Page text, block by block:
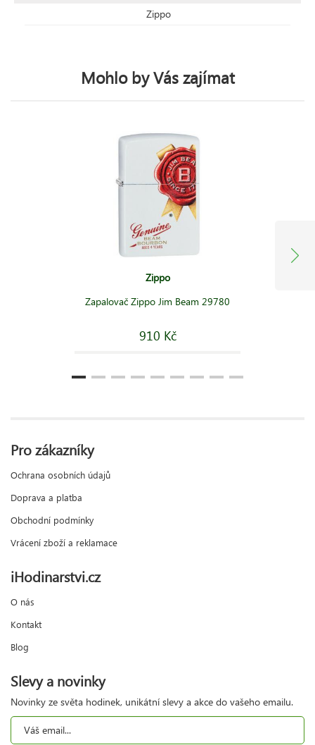
Zippo
Mohlo by Vás zajímat
Zippo
Zapalovač Zippo Jim Beam 29780
910 Kč
Pro zákazníky
Ochrana osobních údajů
Doprava a platba
Obchodní podmínky
Vrácení zboží a reklamace
iHodinarstvi.cz
O nás
Kontakt
Blog
Slevy a novinky
Novinky ze světa hodinek, unikátní slevy a akce do vašeho emailu.